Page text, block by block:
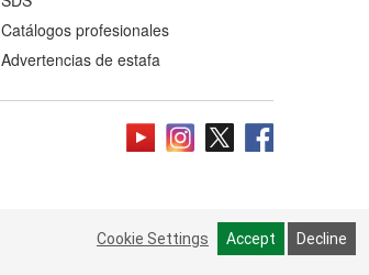
Cookie Settings Accept Decline
Catálogos profesionales
Advertencias de estafa
Cookie Settings Accept Decline